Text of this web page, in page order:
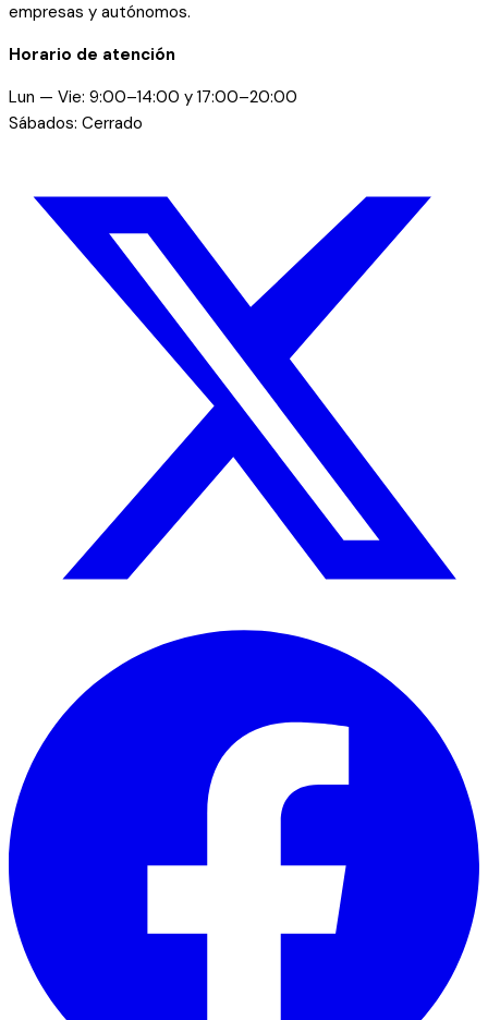
empresas y autónomos.
Horario de atención
Lun — Vie: 9:00–14:00 y 17:00–20:00
Sábados: Cerrado